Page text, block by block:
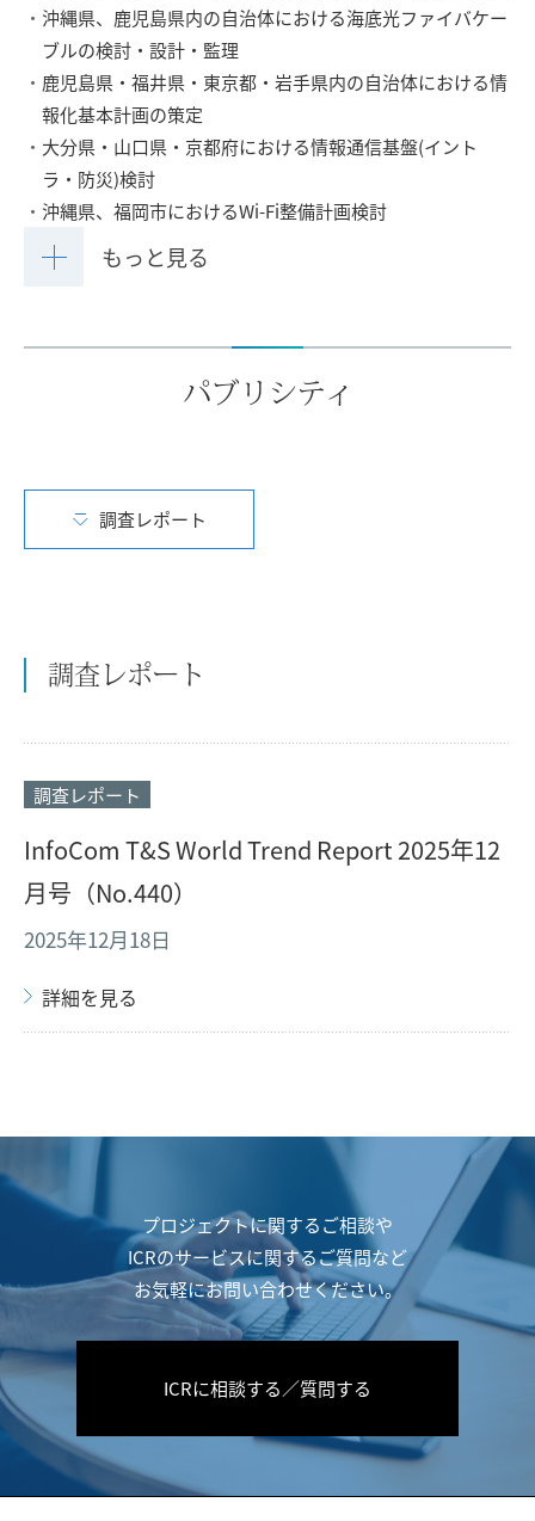
沖縄県、鹿児島県内の自治体における海底光ファイバケー
ブルの検討・設計・監理
鹿児島県・福井県・東京都・岩手県内の自治体における情
報化基本計画の策定
大分県・山口県・京都府における情報通信基盤(イント
ラ・防災)検討
沖縄県、福岡市におけるWi-Fi整備計画検討
もっと見る
パブリシティ
調査レポート
調査レポート
調査レポート
InfoCom T&S World Trend Report 2025年12
月号（No.440）
2025年12月18日
詳細を見る
プロジェクトに関するご相談や
ICRのサービスに関するご質問など
お気軽にお問い合わせください。
ICRに相談する／質問する